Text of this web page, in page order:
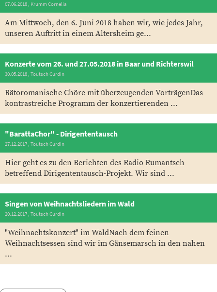
07.06.2018 , Krumm Cornelia
Am Mittwoch, den 6. Juni 2018 haben wir, wie jedes Jahr,
unseren Auftritt in einem Altersheim ge...
Konzerte vom 26. und 27.05.2018 in Baar und Richterswil
30.05.2018 , Toutsch Curdin
Rätoromanische Chöre mit überzeugenden VorträgenDas
kontrastreiche Programm der konzertierenden ...
"BarattaChor" - Dirigententausch
27.12.2017 , Toutsch Curdin
Hier geht es zu den Berichten des Radio Rumantsch
betreffend Dirigententausch-Projekt. Wir sind ...
Singen von Weihnachtsliedern im Wald
20.12.2017 , Toutsch Curdin
"Weihnachtskonzert" im WaldNach dem feinen
Weihnachtsessen sind wir im Gänsemarsch in den nahen
...